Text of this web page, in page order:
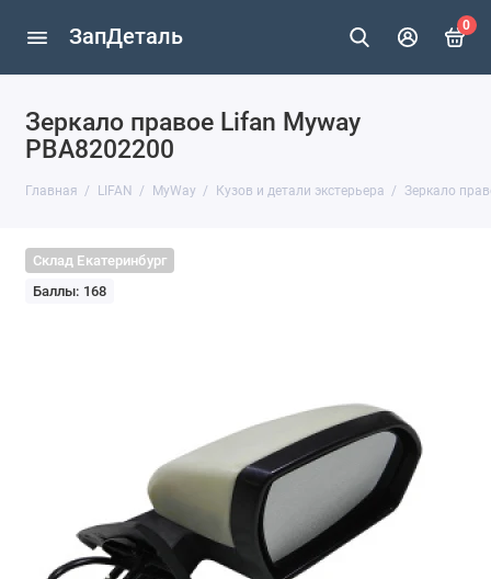
ЗапДеталь 0
Зеркало правое Lifan Myway
PBA8202200
Главная LIFAN MyWay Кузов и детали экстерьера Зеркало
Склад Екатеринбург
Баллы: 168